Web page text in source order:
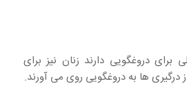
برای دروغگویی دارند زنان نیز برای
ها به دروغگویی روی می آورند.